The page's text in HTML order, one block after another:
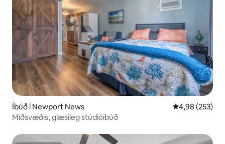
Íbúð í Newport News 4,98 af 5 í
4,98 (253)
Miðsvæðis, glæsileg stúdíóíbúð